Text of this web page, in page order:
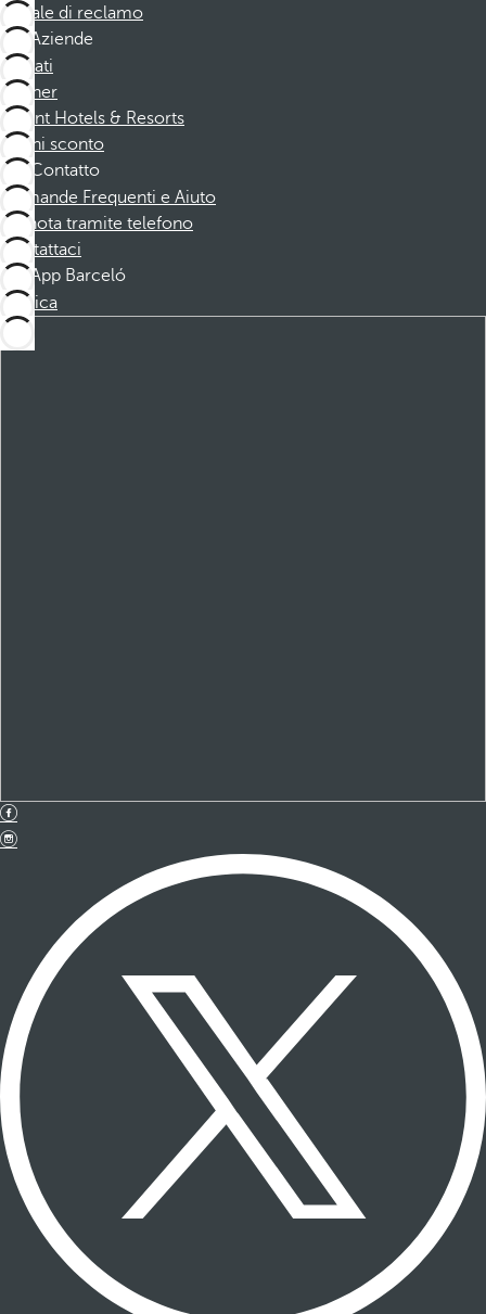
Canale di reclamo
Aziende
Affiliati
Partner
Dorint Hotels & Resorts
Buoni sconto
Contatto
Domande Frequenti e Aiuto
Prenota tramite telefono
Contattaci
App Barceló
Scarica